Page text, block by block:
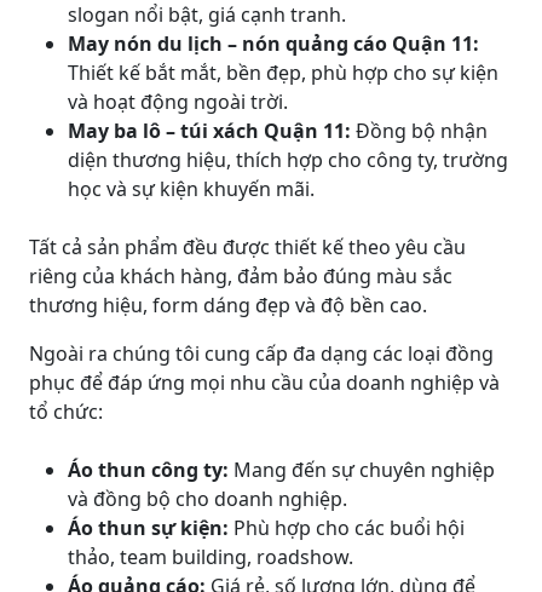
slogan nổi bật, giá cạnh tranh.
May nón du lịch – nón quảng cáo Quận 11:
Thiết kế bắt mắt, bền đẹp, phù hợp cho sự kiện
và hoạt động ngoài trời.
May ba lô – túi xách Quận 11: Đồng bộ nhận
diện thương hiệu, thích hợp cho công ty, trường
học và sự kiện khuyến mãi.
Tất cả sản phẩm đều được thiết kế theo yêu cầu
riêng của khách hàng, đảm bảo đúng màu sắc
thương hiệu, form dáng đẹp và độ bền cao.
Ngoài ra chúng tôi cung cấp đa dạng các loại đồng
phục để đáp ứng mọi nhu cầu của doanh nghiệp và
tổ chức:
Áo thun công ty: Mang đến sự chuyên nghiệp
và đồng bộ cho doanh nghiệp.
Áo thun sự kiện: Phù hợp cho các buổi hội
thảo, team building, roadshow.
Áo quảng cáo: Giá rẻ, số lượng lớn, dùng để